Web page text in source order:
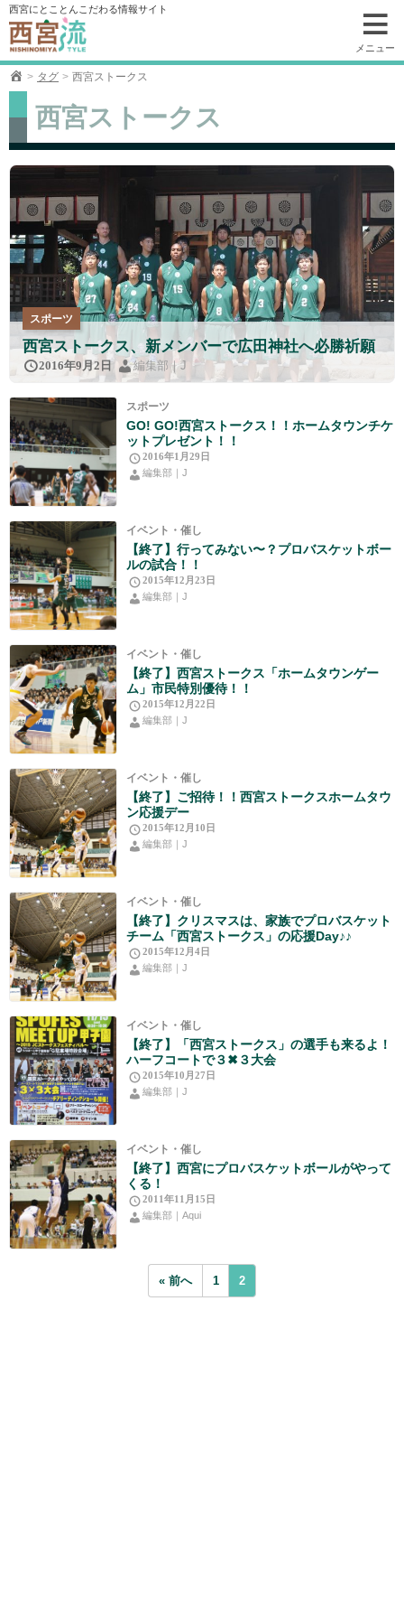
コ
ン
テ
ン
ツ
動
西宮にとことんこだわる情報サイト
メニュー
タグ 西宮ストークス
西宮ストークス
スポーツ
西宮ストークス、新メンバーで広田神社へ必勝祈願
2016年9月2日 編集部｜J
スポーツ
GO! GO!西宮ストークス！！ホームタウンチケ
ットプレゼント！！
2016年1月29日
編集部｜J
イベント・催し
【終了】行ってみない〜？プロバスケットボー
ルの試合！！
2015年12月23日
編集部｜J
イベント・催し
【終了】西宮ストークス「ホームタウンゲー
ム」市民特別優待！！
2015年12月22日
編集部｜J
イベント・催し
【終了】ご招待！！西宮ストークスホームタウ
ン応援デー
2015年12月10日
編集部｜J
イベント・催し
【終了】クリスマスは、家族でプロバスケット
チーム「西宮ストークス」の応援Day♪♪
2015年12月4日
編集部｜J
イベント・催し
【終了】「西宮ストークス」の選手も来るよ！
ハーフコートで３✖︎３大会
2015年10月27日
編集部｜J
イベント・催し
【終了】西宮にプロバスケットボールがやって
くる！
2011年11月15日
編集部｜Aqui
« 前へ 1 2